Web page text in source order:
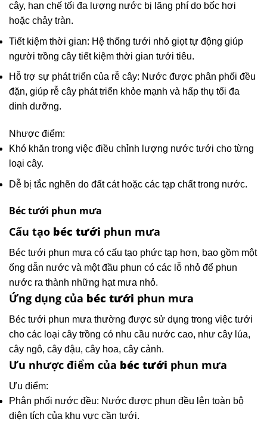
cây, hạn chế tối đa lượng nước bị lãng phí do bốc hơi
hoặc chảy tràn.
Tiết kiệm thời gian: Hệ thống tưới nhỏ giọt tự động giúp
người trồng cây tiết kiệm thời gian tưới tiêu.
Hỗ trợ sự phát triển của rễ cây: Nước được phân phối đều
đặn, giúp rễ cây phát triển khỏe mạnh và hấp thụ tối đa
dinh dưỡng.
Nhược điểm:
Khó khăn trong việc điều chỉnh lượng nước tưới cho từng
loại cây.
Dễ bị tắc nghẽn do đất cát hoặc các tạp chất trong nước.
Béc tưới phun mưa
Cấu tạo béc tưới phun mưa
Béc tưới phun mưa có cấu tạo phức tạp hơn, bao gồm một
ống dẫn nước và một đầu phun có các lỗ nhỏ để phun
nước ra thành những hạt mưa nhỏ.
Ứng dụng của béc tưới phun mưa
Béc tưới phun mưa thường được sử dụng trong việc tưới
cho các loại cây trồng có nhu cầu nước cao, như cây lúa,
cây ngô, cây đậu, cây hoa, cây cảnh.
Ưu nhược điểm của béc tưới phun mưa
Ưu điểm:
Phân phối nước đều: Nước được phun đều lên toàn bộ
diện tích của khu vực cần tưới.